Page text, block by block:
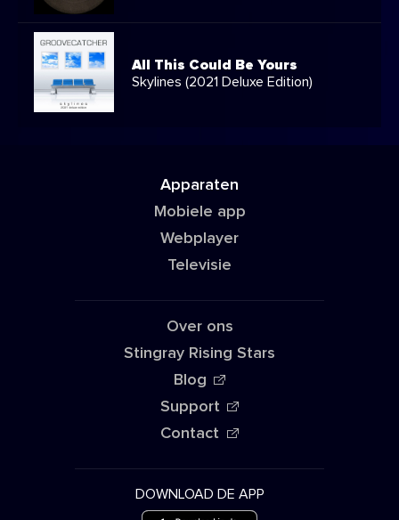
All This Could Be Yours
Skylines (2021 Deluxe Edition)
Apparaten
Mobiele app
Webplayer
Televisie
Over ons
Stingray Rising Stars
Blog
Support
Contact
DOWNLOAD DE APP